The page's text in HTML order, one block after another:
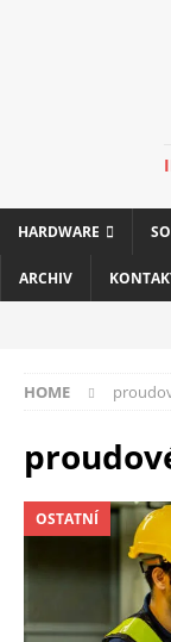
HARDWARE
ARCHIV
HOME
OSTATNÍ